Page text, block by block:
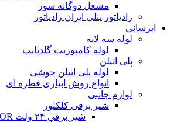
مشعل دوگانه سوز
رادیاتور پنلی ایران رادیاتور
ابرسانی
لوله سه لایه
لوله کامپوزیت گلدپایپ
پلی اتیلن
لوله پلی اتیلن جوشی
انواع روش ابیاری قطره ای
لوازم جانبی
شیر برقی کلکتور
شير برقي ۲۴ ولت UPONOR سوپرپکس